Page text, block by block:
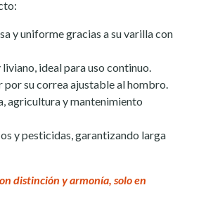
y uniforme gracias a su varilla con
ideal para uso continuo.
por su correa ajustable al hombro.
agricultura y mantenimiento
y pesticidas, garantizando larga
distinción y armonía, solo en